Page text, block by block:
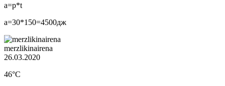
a=p*t
a=30*150=4500дж
merzlikinairena
26.03.2020
46°C